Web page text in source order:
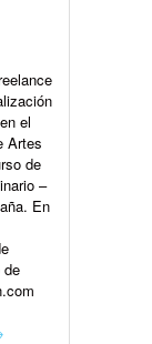
el
Artes
de
–
En
de